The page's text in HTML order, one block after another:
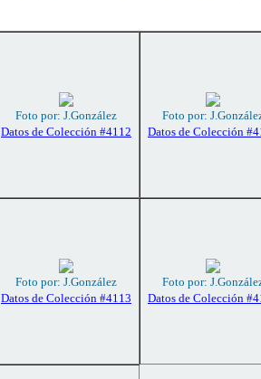
Foto por: J.González
Datos de Colección #4112
Foto por:
Datos de Colección
Foto por: J.González
Datos de Colección #4113
Foto por:
Datos de Colección